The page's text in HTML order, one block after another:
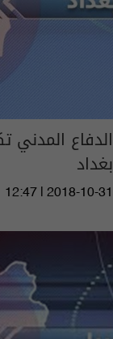
الدفاع المدني
بغداد
12:47 | 2018-10-31